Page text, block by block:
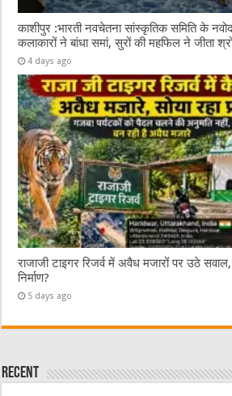
काशीपुर :भारती नवचेतना सांस्कृतिक समिति के
कलाकारों ने बांधा समां, सुरों की महफिल ने जीता
4 days ago
राजाजी टाइगर रिजर्व में अवैध मजारों पर उठे
निर्माण?
5 days ago
Recent